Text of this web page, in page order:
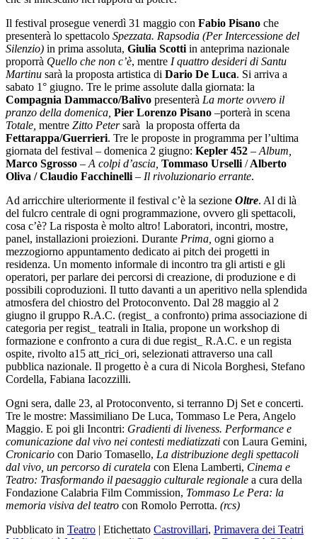
Il festival prosegue venerdì 31 maggio con Fabio Pisano che
presenterà lo spettacolo Spezzata. Rapsodia (Per Intercessione del
Silenzio) in prima assoluta, Giulia Scottiin anteprima nazionale
proporrà Quello che non c’è, mentre I quattro desideri di Santu
Martinu sarà la proposta artistica di Dario De Luca. Si arriva a
sabato 1° giugno. Tre le prime assolute dalla giornata: la
Compagnia Dammacco/Balivo presenterà La morte ovvero il
pranzo della domenica, Pier Lorenzo Pisano –porterà in scena
Totale, mentre Zitto Petersarà la proposta offerta da
Fettarappa/Guerrieri. Tre le proposte in programma per l’ultima
giornata del festival – domenica 2 giugno: Kepler 452 –Album,
Marco Sgrosso –A colpi d’ascia, Tommaso Urselli/Alberto
Oliva / Claudio Facchinelli– Il rivoluzionario errante.
Ad arricchire ulteriormente il festival c’è la sezione Oltre. Al di là
del fulcro centrale di ogni programmazione, ovvero gli spettacoli,
cosa c’è? La risposta è molto altro! Laboratori, incontri, mostre,
panel, installazioni proiezioni. Durante Prima, ogni giorno a
mezzogiorno appuntamento dedicato ai pitch dei progetti in
residenza. Un momento informale di incontro tra gli artisti e gli
operatori, per parlare dei percorsi di creazione, di produzione e di
possibili coproduzioni. Il tutto davanti a un aperitivo nella splendida
atmosfera del chiostro del Protoconvento. Dal 28 maggio al 2
giugno il gruppo R.A.C. (regist_ a confronto) prima associazione di
categoria per regist_ teatrali in Italia, propone un workshop di
formazione e confronto a cura di due regist_ R.A.C. e un regista
ospite, rivolto a15 att_rici_ori, selezionati attraverso una call
pubblica nazionale. Il progetto è a cura di Nicola Borghesi, Stefano
Cordella, Fabiana Iacozzilli.
Ogni sera, dalle 23, al Protoconvento, si terranno Dj Set e concerti.
Tre le mostre: Massimiliano De Luca, Tommaso Le Pera, Angelo
Maggio. E poi gli Incontri: Gradienti di liveness. Performance e
comunicazione dal vivo nei contesti mediatizzati con Laura Gemini,
Cronicario con Dario Tomasello, La distribuzione degli spettacoli
dal vivo, un percorso di curatela con Elena Lamberti, Cinema e
Teatro: Trasformando il paesaggio culturale regionale a cura della
Fondazione Calabria Film Commission, Tommaso Le Pera: la
memoria visiva del teatro con Romolo Perrotta. (rcs)
Pubblicato in Teatro | Etichettato Castrovillari, Primavera dei Teatri